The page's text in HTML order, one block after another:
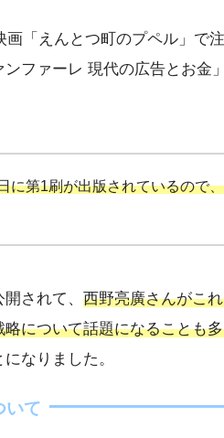
「えんとつ町のプペル」で
ファーレ 現代の広告とお金
に第1刷が出版されているので
されて、 西野亮廣さんがこ
について話題になることも
なりました。
いて